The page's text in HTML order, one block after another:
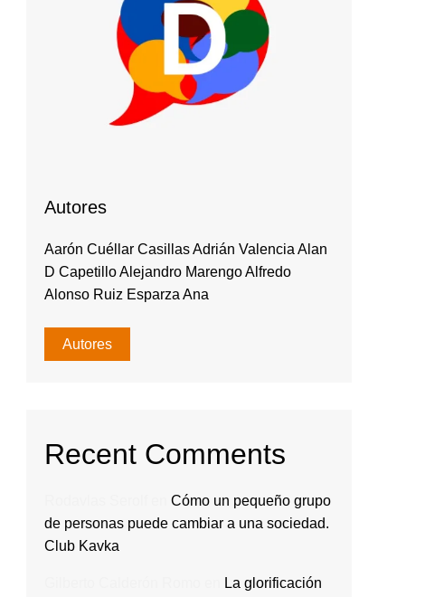
Autores
Aarón Cuéllar Casillas Adrián Valencia Alan
D Capetillo Alejandro Marengo Alfredo
Alonso Ruiz Esparza Ana
Autores
Recent Comments
Cómo un pequeño grupo
de personas puede cambiar a una sociedad.
Club Kavka
La glorificación